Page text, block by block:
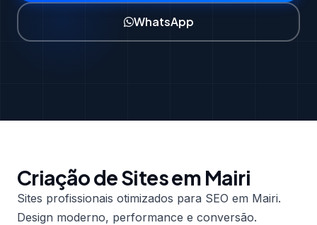
WhatsApp
Criação de Sites em Mairi
Sites profissionais otimizados para SEO em Mairi.
Design moderno, performance e conversão.